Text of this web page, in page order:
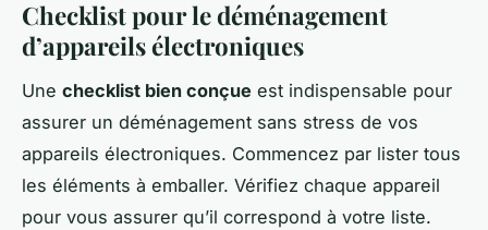
Checklist pour le déménagement
d’appareils électroniques
Une checklist bien conçue est indispensable pour
assurer un déménagement sans stress de vos
appareils électroniques. Commencez par lister tous
les éléments à emballer. Vérifiez chaque appareil
pour vous assurer qu’il correspond à votre liste.